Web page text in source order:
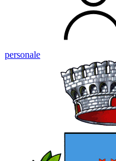
personale